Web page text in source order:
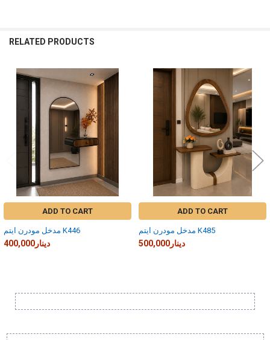
RELATED PRODUCTS
Related
Products
ADD TO CART
مدخل مودرن ايتم K446
400,000دينار
ADD TO CART
مدخل مودرن ايتم K485
500,000دينار